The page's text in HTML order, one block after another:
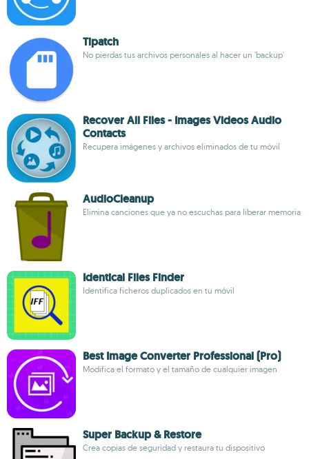
Tipatch
No pierdas tus archivos personales al hacer un 'backup'
Recover All Files - Images Videos Audio
Contacts
Recupera imágenes y archivos eliminados de tu móvil
AudioCleanup
Elimina canciones que ya no escuchas para liberar memoria
Identical Files Finder
Identifica ficheros duplicados en tu móvil
Best Image Converter Professional (Pro)
Modifica el formato y el tamaño de cualquier imagen
Super Backup & Restore
Crea copias de seguridad y restaura tu dispositivo